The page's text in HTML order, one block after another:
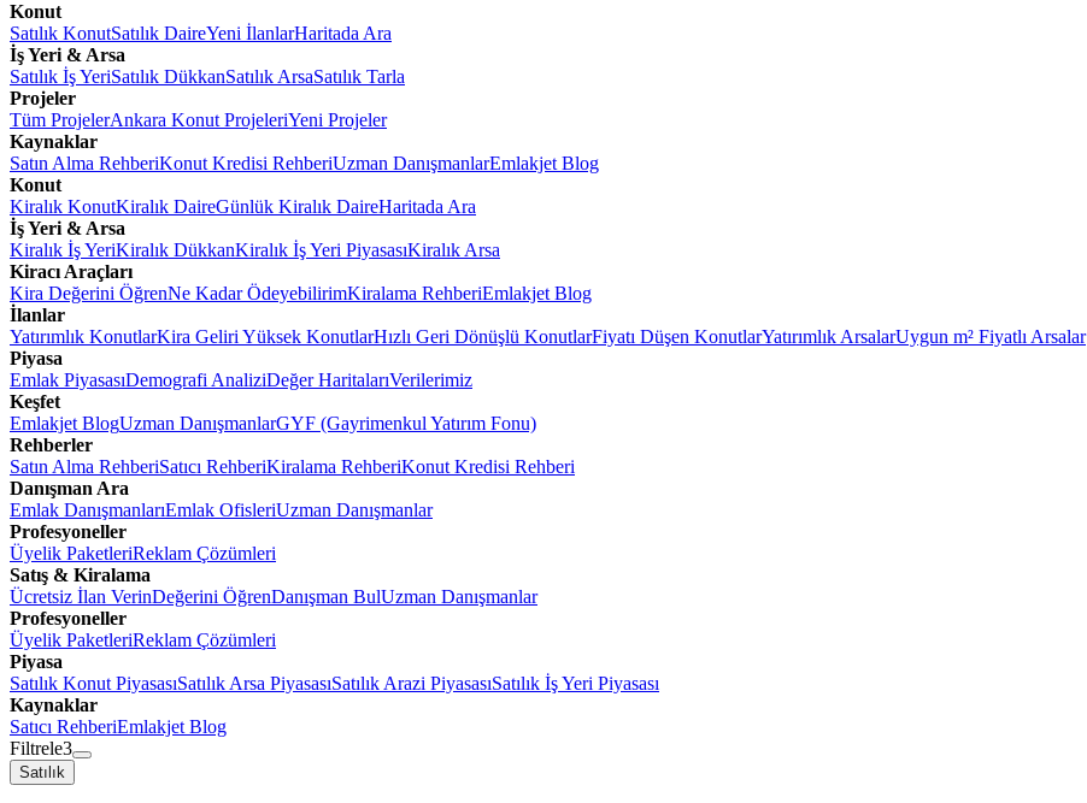
Konut
Satılık KonutSatılık DaireYeni İlanlarHaritada Ara
İş Yeri & Arsa
Satılık İş YeriSatılık DükkanSatılık ArsaSatılık Tarla
Projeler
Tüm ProjelerAnkara Konut ProjeleriYeni Projeler
Kaynaklar
Satın Alma RehberiKonut Kredisi RehberiUzman DanışmanlarEmlakjet Blog
Konut
Kiralık KonutKiralık DaireGünlük Kiralık DaireHaritada Ara
İş Yeri & Arsa
Kiralık İş YeriKiralık DükkanKiralık İş Yeri PiyasasıKiralık Arsa
Kiracı Araçları
Kira Değerini ÖğrenNe Kadar ÖdeyebilirimKiralama RehberiEmlakjet Blog
İlanlar
Yatırımlık KonutlarKira Geliri Yüksek KonutlarHızlı Geri Dönüşlü KonutlarFiyatı Düşen KonutlarYatırımlık ArsalarUygun m² Fiyatlı Arsalar
Piyasa
Emlak PiyasasıDemografi AnaliziDeğer HaritalarıVerilerimiz
Keşfet
Emlakjet BlogUzman DanışmanlarGYF (Gayrimenkul Yatırım Fonu)
Rehberler
Satın Alma RehberiSatıcı RehberiKiralama RehberiKonut Kredisi Rehberi
Danışman Ara
Emlak DanışmanlarıEmlak OfisleriUzman Danışmanlar
Profesyoneller
Üyelik PaketleriReklam Çözümleri
Satış & Kiralama
Ücretsiz İlan VerinDeğerini ÖğrenDanışman BulUzman Danışmanlar
Profesyoneller
Üyelik PaketleriReklam Çözümleri
Piyasa
Satılık Konut PiyasasıSatılık Arsa PiyasasıSatılık Arazi PiyasasıSatılık İş Yeri Piyasası
Kaynaklar
Satıcı RehberiEmlakjet Blog
Filtrele3
Satılık